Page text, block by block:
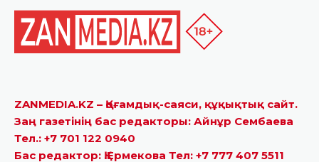
ZANMEDIA.KZ – Қоғамдық-саяси, құқықтық сайт.
Заң газетінің бас редакторы: Айнұр Сембаева
Тел.: +7 701 122 0940
Бас редактор: Қ.Ермекова Тел: +7 777 407 5511